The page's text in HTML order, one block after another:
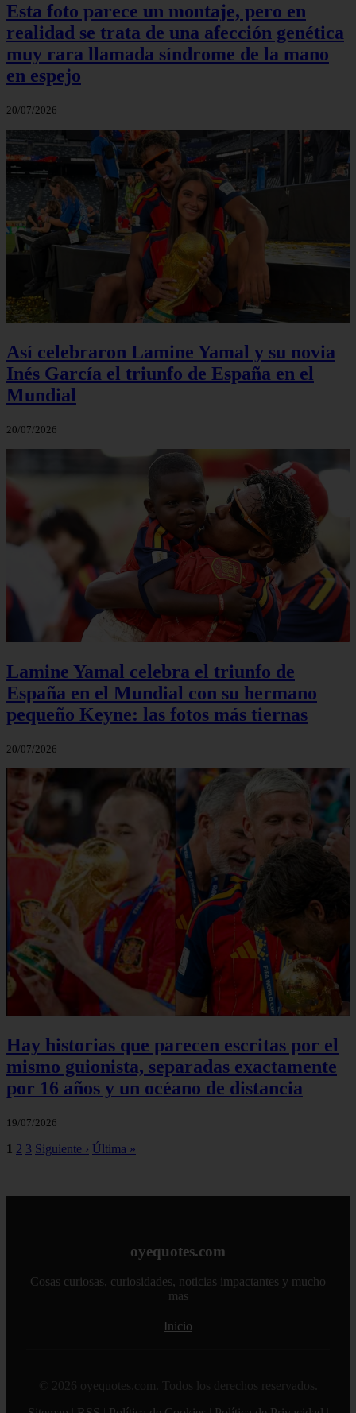
Esta foto parece un montaje, pero en
realidad se trata de una afección genética
muy rara llamada síndrome de la mano
en espejo
20/07/2026
Así celebraron Lamine Yamal y su novia
Inés García el triunfo de España en el
Mundial
20/07/2026
Lamine Yamal celebra el triunfo de
España en el Mundial con su hermano
pequeño Keyne: las fotos más tiernas
20/07/2026
Hay historias que parecen escritas por el
mismo guionista, separadas exactamente
por 16 años y un océano de distancia
19/07/2026
1 2 3 Siguiente › Última »
oyequotes.com
Cosas curiosas, curiosidades, noticias impactantes y mucho
mas
Inicio
© 2026 oyequotes.com. Todos los derechos reservados.